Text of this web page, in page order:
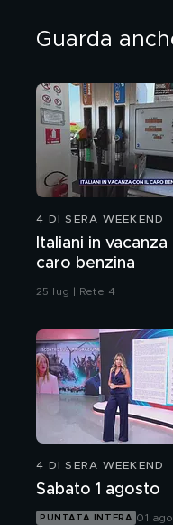
Guarda
4 DI SERA WEEKEND
Italiani in vacanza
caro benzina
25 lug | Rete 4
4 DI SERA WEEKEND
Sabato 1 agosto
PUNTATA INTERA 01